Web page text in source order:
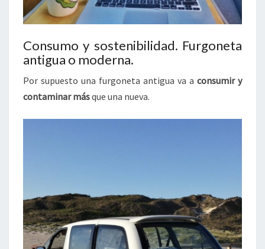
Consumo y sostenibilidad. Furgoneta
antigua o moderna.
Por supuesto una furgoneta antigua va a consumir y
contaminar másque una nueva.